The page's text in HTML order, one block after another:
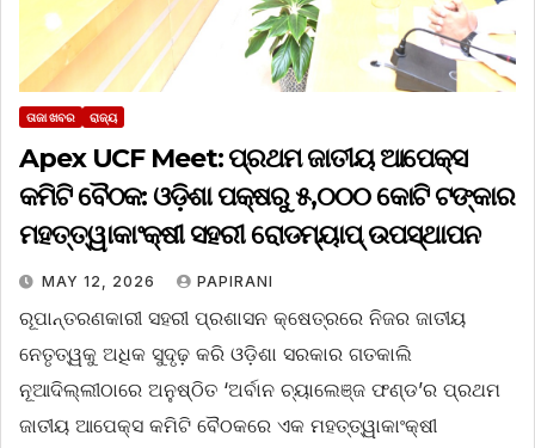
ତାଜା ଖବର ରାଜ୍ୟ
Apex UCF Meet: ପ୍ରଥମ ଜାତୀୟ ଆପେକ୍ସ
କମିଟି ବୈଠକ: ଓଡ଼ିଶା ପକ୍ଷରୁ ୫,୦୦୦ କୋଟି ଟଙ୍କାର
ମହତ୍ତ୍ୱାକାଂକ୍ଷୀ ସହରୀ ରୋଡମ୍ୟାପ୍ ଉପସ୍ଥାପନ
MAY 12, 2026 PAPIRANI
ରୂପାନ୍ତରଣକାରୀ ସହରୀ ପ୍ରଶାସନ କ୍ଷେତ୍ରରେ ନିଜର ଜାତୀୟ
ନେତୃତ୍ୱକୁ ଅଧିକ ସୁଦୃଢ଼ କରି ଓଡ଼ିଶା ସରକାର ଗତକାଲି
ନୂଆଦିଲ୍ଲୀଠାରେ ଅନୁଷ୍ଠିତ ‘ଅର୍ବାନ ଚ୍ୟାଲେଞ୍ଜ ଫଣ୍ଡ’ର ପ୍ରଥମ
ଜାତୀୟ ଆପେକ୍ସ କମିଟି ବୈଠକରେ ଏକ ମହତ୍ତ୍ୱାକାଂକ୍ଷୀ